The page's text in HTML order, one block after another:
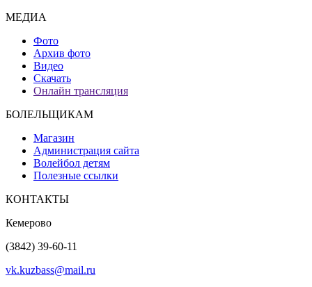
МЕДИА
Фото
Архив фото
Видео
Скачать
Онлайн трансляция
БОЛЕЛЬЩИКАМ
Магазин
Администрация сайта
Волейбол детям
Полезные ссылки
КОНТАКТЫ
Кемерово
(3842) 39-60-11
vk.kuzbass@mail.ru